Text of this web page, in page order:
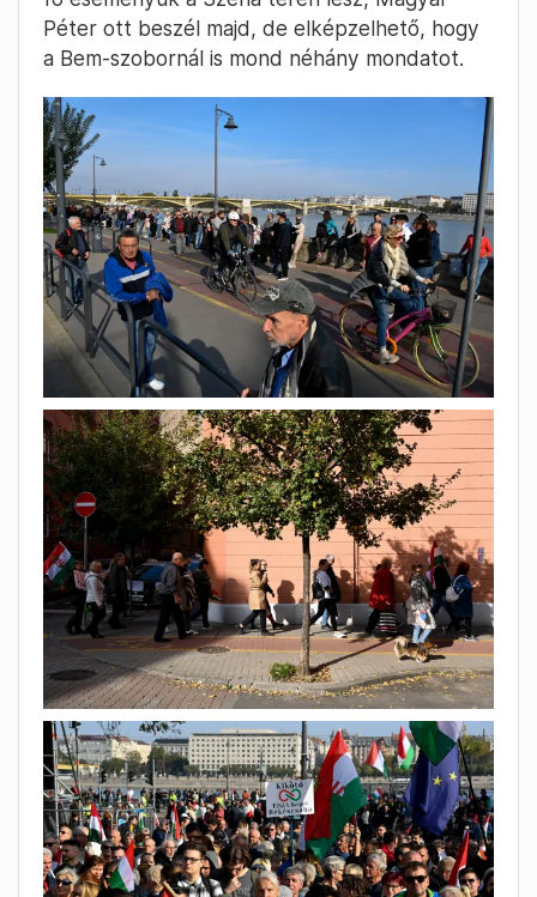
Péter ott beszél majd, de elképzelhető, hogy
a Bem-szobornál is mond néhány mondatot.